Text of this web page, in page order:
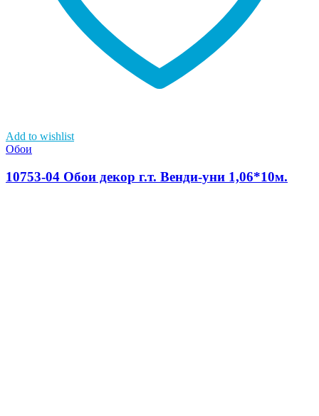
Add to wishlist
Обои
10753-04 Обои декор г.т. Венди-уни 1,06*10м.